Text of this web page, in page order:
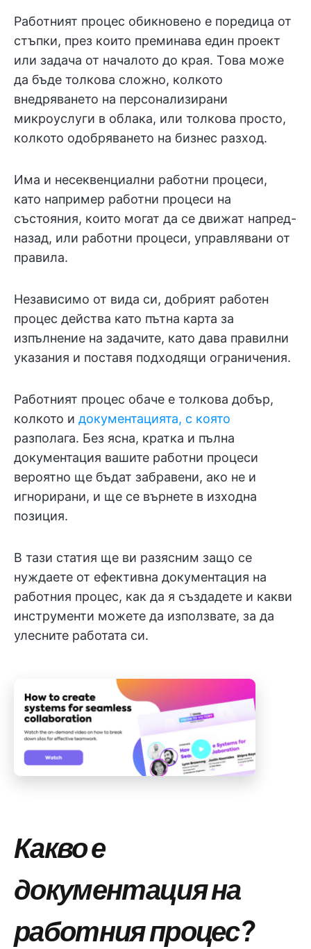
Работният процес обикновено е поредица от
стъпки, през които преминава един проект
или задача от началото до края. Това може
да бъде толкова сложно, колкото
внедряването на персонализирани
микроуслуги в облака, или толкова просто,
колкото одобряването на бизнес разход.
Има и несеквенциални работни процеси,
като например работни процеси на
състояния, които могат да се движат напред-
назад, или работни процеси, управлявани от
правила.
Независимо от вида си, добрият работен
процес действа като пътна карта за
изпълнение на задачите, като дава правилни
указания и поставя подходящи ограничения.
Работният процес обаче е толкова добър,
колкото и документацията, с която
разполага. Без ясна, кратка и пълна
документация вашите работни процеси
вероятно ще бъдат забравени, ако не и
игнорирани, и ще се върнете в изходна
позиция.
В тази статия ще ви разясним защо се
нуждаете от ефективна документация на
работния процес, как да я създадете и какви
инструменти можете да използвате, за да
улесните работата си.
Какво е
документация на
работния процес?